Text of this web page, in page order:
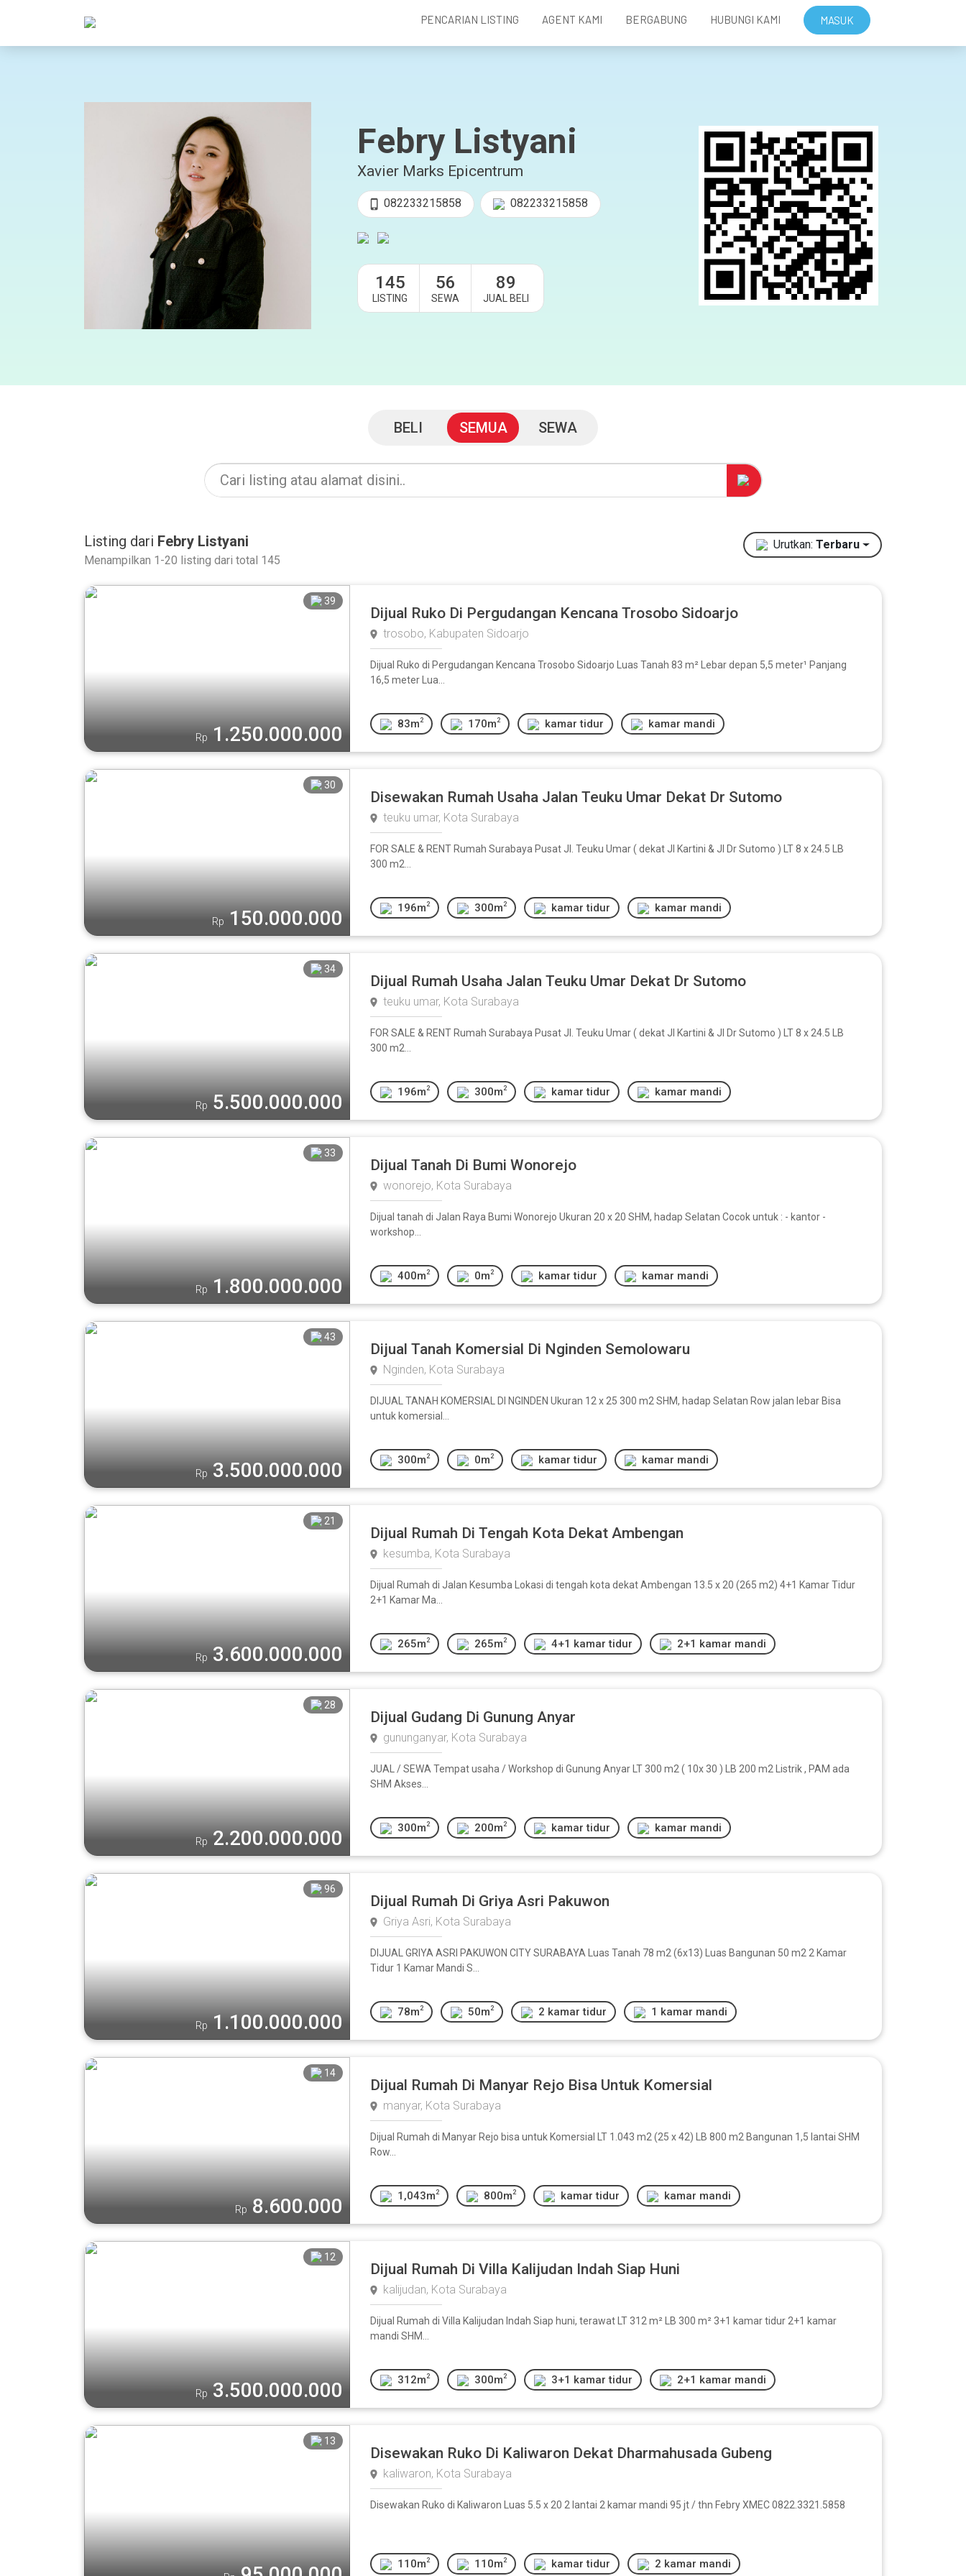
PENCARIAN LISTING AGENT KAMI BERGABUNG HUBUNGI KAMI MASUK
Febry Listyani
Xavier Marks Epicentrum
082233215858 082233215858
145
LISTING
56
SEWA
89
JUAL BELI
BELI SEMUA SEWA
Listing dari Febry Listyani
Menampilkan 1-20 listing dari total 145
Urutkan: Terbaru
39
Rp 1.250.000.000
Dijual Ruko Di Pergudangan Kencana Trosobo Sidoarjo
trosobo, Kabupaten Sidoarjo
Dijual Ruko di Pergudangan Kencana Trosobo Sidoarjo Luas Tanah 83 m² Lebar depan 5,5 meter¹ Panjang
16,5 meter Lua...
83m 2 170m 2 kamar tidur kamar mandi
30
Rp 150.000.000
Disewakan Rumah Usaha Jalan Teuku Umar Dekat Dr Sutomo
teuku umar, Kota Surabaya
FOR SALE & RENT Rumah Surabaya Pusat Jl. Teuku Umar ( dekat Jl Kartini & Jl Dr Sutomo ) LT 8 x 24.5 LB
300 m2...
196m 2 300m 2 kamar tidur kamar mandi
34
Rp 5.500.000.000
Dijual Rumah Usaha Jalan Teuku Umar Dekat Dr Sutomo
teuku umar, Kota Surabaya
FOR SALE & RENT Rumah Surabaya Pusat Jl. Teuku Umar ( dekat Jl Kartini & Jl Dr Sutomo ) LT 8 x 24.5 LB
300 m2...
196m 2 300m 2 kamar tidur kamar mandi
33
Rp 1.800.000.000
Dijual Tanah Di Bumi Wonorejo
wonorejo, Kota Surabaya
Dijual tanah di Jalan Raya Bumi Wonorejo Ukuran 20 x 20 SHM, hadap Selatan Cocok untuk : - kantor -
workshop...
400m 2 0m 2 kamar tidur kamar mandi
43
Rp 3.500.000.000
Dijual Tanah Komersial Di Nginden Semolowaru
Nginden, Kota Surabaya
DIJUAL TANAH KOMERSIAL DI NGINDEN Ukuran 12 x 25 300 m2 SHM, hadap Selatan Row jalan lebar Bisa
untuk komersial...
300m 2 0m 2 kamar tidur kamar mandi
21
Rp 3.600.000.000
Dijual Rumah Di Tengah Kota Dekat Ambengan
kesumba, Kota Surabaya
Dijual Rumah di Jalan Kesumba Lokasi di tengah kota dekat Ambengan 13.5 x 20 (265 m2) 4+1 Kamar Tidur
2+1 Kamar Ma...
265m 2 265m 2 4+1 kamar tidur 2+1 kamar mandi
28
Rp 2.200.000.000
Dijual Gudang Di Gunung Anyar
gununganyar, Kota Surabaya
JUAL / SEWA Tempat usaha / Workshop di Gunung Anyar LT 300 m2 ( 10x 30 ) LB 200 m2 Listrik , PAM ada
SHM Akses...
300m 2 200m 2 kamar tidur kamar mandi
96
Rp 1.100.000.000
Dijual Rumah Di Griya Asri Pakuwon
Griya Asri, Kota Surabaya
DIJUAL GRIYA ASRI PAKUWON CITY SURABAYA Luas Tanah 78 m2 (6x13) Luas Bangunan 50 m2 2 Kamar
Tidur 1 Kamar Mandi S...
78m 2 50m 2 2 kamar tidur 1 kamar mandi
14
Rp 8.600.000
Dijual Rumah Di Manyar Rejo Bisa Untuk Komersial
manyar, Kota Surabaya
Dijual Rumah di Manyar Rejo bisa untuk Komersial LT 1.043 m2 (25 x 42) LB 800 m2 Bangunan 1,5 lantai SHM
Row...
1,043m 2 800m 2 kamar tidur kamar mandi
12
Rp 3.500.000.000
Dijual Rumah Di Villa Kalijudan Indah Siap Huni
kalijudan, Kota Surabaya
Dijual Rumah di Villa Kalijudan Indah Siap huni, terawat LT 312 m² LB 300 m² 3+1 kamar tidur 2+1 kamar
mandi SHM...
312m 2 300m 2 3+1 kamar tidur 2+1 kamar mandi
13
Disewakan Ruko Di Kaliwaron Dekat Dharmahusada Gubeng
kaliwaron, Kota Surabaya
Disewakan Ruko di Kaliwaron Luas 5.5 x 20 2 lantai 2 kamar mandi 95 jt / thn Febry XMEC 0822.3321.5858
110m 2 110m 2 kamar tidur 2 kamar mandi